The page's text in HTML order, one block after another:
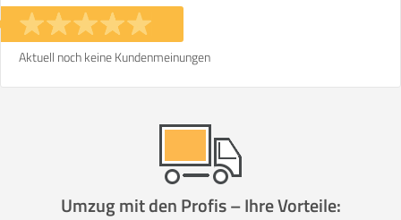
Aktuell noch keine Kundenmeinungen
Umzug mit den Profis – Ihre Vorteile: